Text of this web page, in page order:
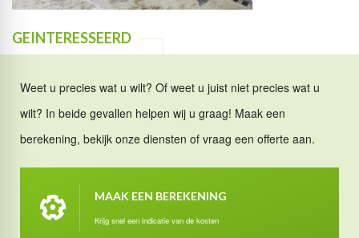
GEINTERESSEERD
Weet u precies wat u wilt? Of weet u juist niet precies wat u
wilt? In beide gevallen helpen wij u graag! Maak een
berekening, bekijk onze diensten of vraag een offerte aan.
MAAK EEN BEREKENING
Krijg snel een indicatie van de kosten